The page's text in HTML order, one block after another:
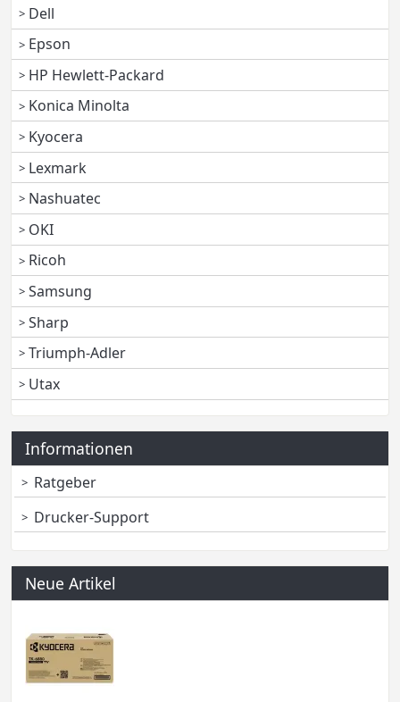
Dell
Epson
HP Hewlett-Packard
Konica Minolta
Kyocera
Lexmark
Nashuatec
OKI
Ricoh
Samsung
Sharp
Triumph-Adler
Utax
Informationen
Ratgeber
Drucker-Support
Neue Artikel